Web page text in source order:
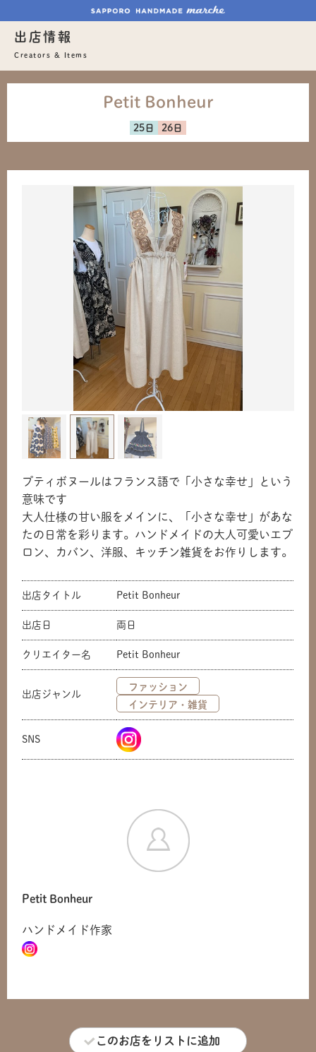
出店情報
Creators & Items
Petit Bonheur
プティボヌールはフランス語で「小さな幸せ」という
意味です
大人仕様の甘い服をメインに、「小さな幸せ」があな
たの日常を彩ります。ハンドメイドの大人可愛いエプ
ロン、カバン、洋服、キッチン雑貨をお作りします。
出店タイトル Petit Bonheur
出店日 両日
クリエイター名 Petit Bonheur
出店ジャンル
ファッション
インテリア・雑貨
SNS
Petit Bonheur
ハンドメイド作家
このお店をリストに追加